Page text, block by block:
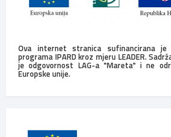
Ova internet stranica sufinancirana
programa IPARD kroz mjeru LEADER.
je odgovornost LAG-a "Mareta" i ne
Europske unije.